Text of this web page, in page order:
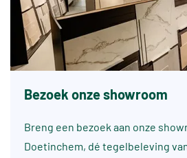
Bezoek onze showroom
Breng een bezoek aan onze
Doetinchem, dé tegelbeleving